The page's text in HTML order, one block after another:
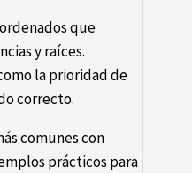
que
y raíces.
la prioridad de
correcto.
comunes con
prácticos para